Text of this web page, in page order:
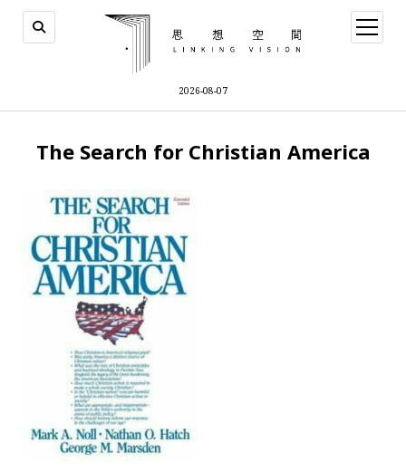
2026-08-07
open
menu
The Search for Christian America